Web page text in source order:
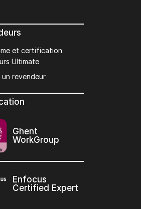
et certification
Ultimate
revendeur
Ghent
WorkGroup
Enfocus
Certified Expert